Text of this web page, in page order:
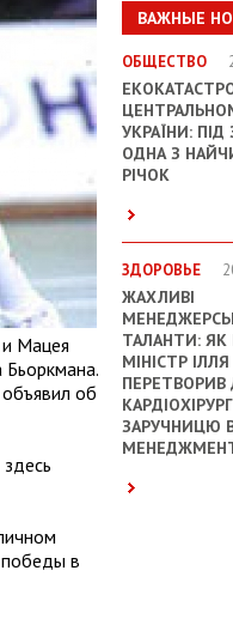
ВАЖНЫЕ
ОБЩЕСТВО
УКРАЇНИ:
ОДНА З
РІЧОК
ЗДОРОВЬЕ
ЖАХЛИВІ
ТАЛАНТИ: ЯК
МІНІСТР
ЗАРУЧНИЦЮ
Мацея
об
в